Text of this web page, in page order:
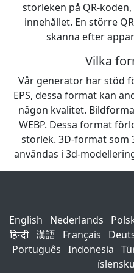
storleken på QR-
innehållet. En större
skanna efter
Vilka
Vår generator har stöd
EPS, dessa format kan
någon kvalitet. Bildformat
WEBP. Dessa format
storlek. 3D-format som
användas i 3d-
English Nederlands
हिन्दी 漢語 Français
Português Indonesia